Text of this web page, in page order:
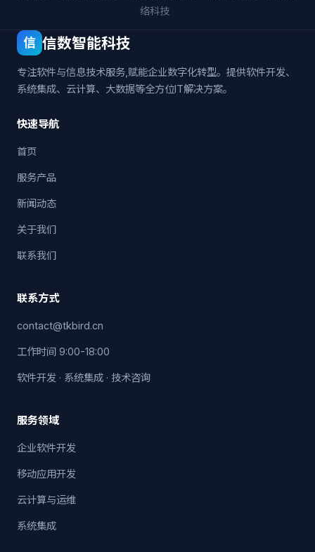
络科技
信 信数智能科技
专注软件与信息技术服务,赋能企业数字化转型。提供软件开发、
系统集成、云计算、大数据等全方位IT解决方案。
快速导航
首页
服务产品
新闻动态
关于我们
联系我们
联系方式
contact@tkbird.cn
工作时间 9:00-18:00
软件开发 · 系统集成 · 技术咨询
服务领域
企业软件开发
移动应用开发
云计算与运维
系统集成